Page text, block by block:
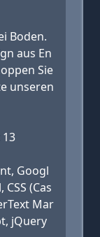
Boden.
aus En
Sie
unseren
Googl
(Cas
Mar
jQuery